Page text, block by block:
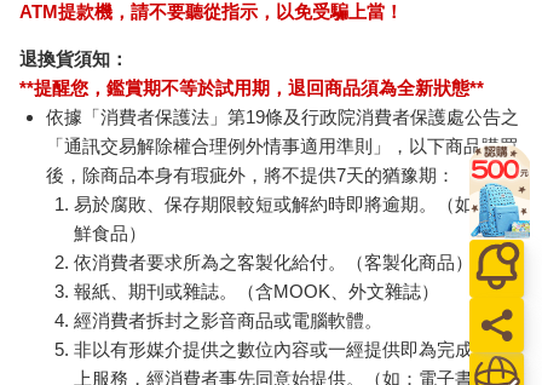
ATM提款機，請不要聽從指示，以免受騙上當！
退換貨須知：
**提醒您，鑑賞期不等於試用期，退回商品須為全新狀態**
依據「消費者保護法」第19條及行政院消費者保護處公告之
「通訊交易解除權合理例外情事適用準則」，以下商品購買
後，除商品本身有瑕疵外，將不提供7天的猶豫期：
易於腐敗、保存期限較短或解約時即將逾期。（如：生
鮮食品）
依消費者要求所為之客製化給付。（客製化商品）
報紙、期刊或雜誌。（含MOOK、外文雜誌）
經消費者拆封之影音商品或電腦軟體。
非以有形媒介提供之數位內容或一經提供即為完成之線
上服務，經消費者事先同意始提供。（如：電子書、電